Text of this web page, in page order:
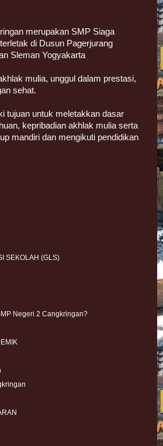
merupakan SMP Siaga
di Dusun Pagerjurang
Sleman Yogyakarta
mulia, unggul dalam prestasi,
sehat.
tujuan untuk meletakkan dasar
kepribadian akhlak mulia serta
mandiri dan mengikuti pendidikan
SEKOLAH (GLS)
Negeri 2 Cangkringan?